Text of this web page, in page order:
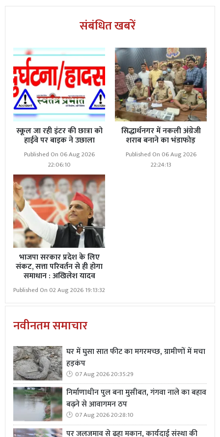
संबंधित खबरें
स्कूल जा रही इंटर की छात्रा को
हाईवे पर बाइक ने उछाला
Published On 06 Aug 2026
22:06:10
सिद्धार्थनगर में नकली अंग्रेजी
शराब बनाने का भंडाफोड़
Published On 06 Aug 2026
22:24:13
भाजपा सरकार प्रदेश के लिए
संकट, सत्ता परिवर्तन से ही होगा
समाधान : अखिलेश यादव
Published On 02 Aug 2026 19:13:32
नवीनतम समाचार
घर में घुसा सात फीट का मगरमच्छ, ग्रामीणों में मचा
हड़कंप
07 Aug 2026 20:35:29
निर्माणाधीन पुल बना मुसीबत, गंगवा नाले का बहाव
बढ़ने से आवागमन ठप
07 Aug 2026 20:28:10
पर जलजमाव से ढहा मकान, कार्यदाई संस्था की